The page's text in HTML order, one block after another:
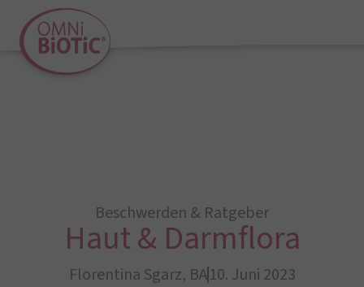
Beschwerden & Ratgeber
Haut & Darmflora
Florentina Sgarz, BA10. Juni 2023